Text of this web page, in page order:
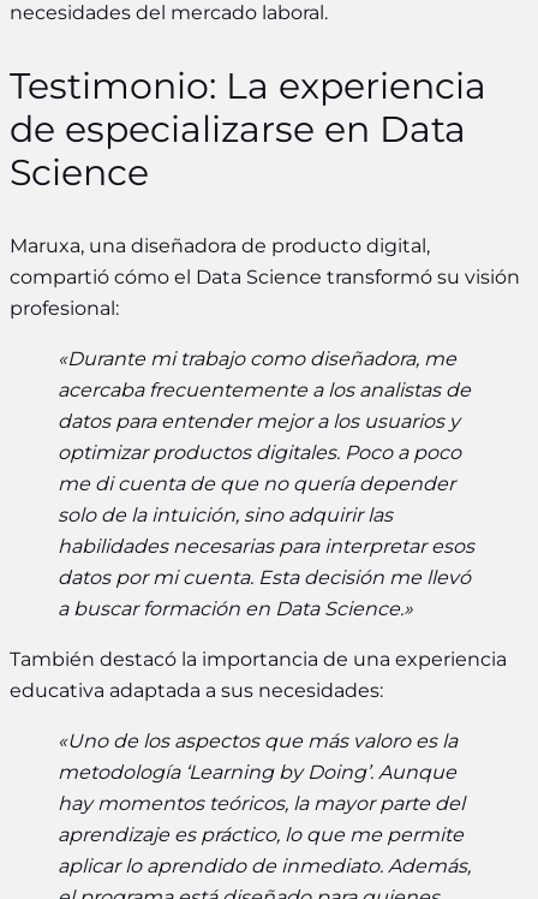
necesidades del mercado laboral.
Testimonio: La experiencia
de especializarse en Data
Science
Maruxa, una diseñadora de producto digital,
compartió cómo el Data Science transformó su visión
profesional:
«Durante mi trabajo como diseñadora, me
acercaba frecuentemente a los analistas de
datos para entender mejor a los usuarios y
optimizar productos digitales. Poco a poco
me di cuenta de que no quería depender
solo de la intuición, sino adquirir las
habilidades necesarias para interpretar esos
datos por mi cuenta. Esta decisión me llevó
a buscar formación en Data Science.»
También destacó la importancia de una experiencia
educativa adaptada a sus necesidades:
«Uno de los aspectos que más valoro es la
metodología ‘Learning by Doing’. Aunque
hay momentos teóricos, la mayor parte del
aprendizaje es práctico, lo que me permite
aplicar lo aprendido de inmediato. Además,